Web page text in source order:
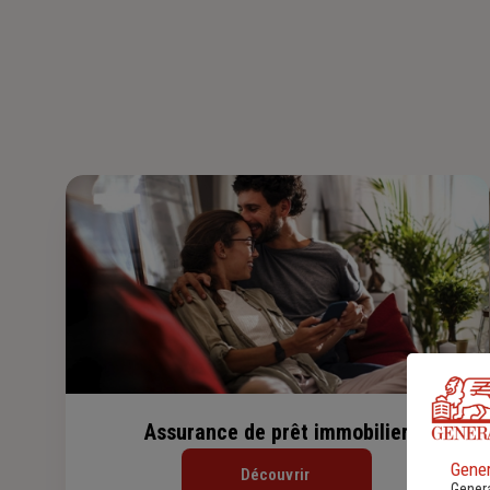
Assurance de prêt immobilier
Découvrir